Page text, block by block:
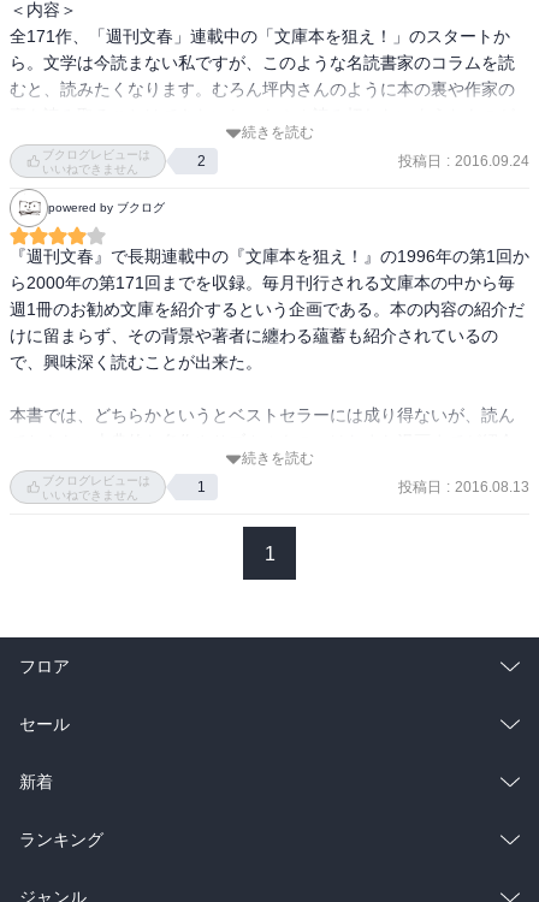
篠沢秀夫『学校では教えない文章術』青春文庫
大槻ケンヂ『のほほん雑記帳』角川文庫
みなもと太郎『お楽しみはこれもなのじゃ』河出文庫
阿久悠『夢を食った男たち「スター誕生」と黄金の70年代』道草文
庫
高信太郎『おもろい韓国人　愛があるから、ここまで言える』光文
社文庫
宇野千代『神さまは雲のなか』ハルキ文庫
朝日新聞社編『朝日新聞の記事にみる恋愛と結婚』（明治・大正）
朝日文庫
梶原一騎『地獄からの生還』幻冬社アウトロー文庫
植草甚一『ミステリの原稿は夜中に徹夜で書こう』双葉文庫
岡茂雄『（新編）炉辺山話』平凡社ライブラリー
森茉莉/早川暢子編『貧乏サヴァラン』ちくま文庫
前坂俊之編『阿部定手記』中公文庫
柴田錬三郎『デカダン作家行状記』集英社文庫
津野梅太郎『歩くひとりもの』ちくま文庫
山下清『日本ぶらりぶらり』ちくま文庫
勝新太郎『俺、勝新太郎』廣済堂文庫
池波正太郎『青春忘れもの』中公文庫
泉昌之『かっこいいスキヤキ』扶桑社文庫
杉田かおる『すれっからし』小学館文庫
ビートたけし『真説「たけし！」オレの毒ガス半生記』講談社＋α文
佐藤良明／柴田元幸『佐藤君と柴田君』新潮文庫
＜内容＞
全171作、「週刊文春」連載中の「文庫本を狙え！」のスタートか
ら。文学は今読まない私ですが、このような名読書家のコラムを読
むと、読みたくなります。むろん坪内さんのように本の裏や作家の
多いと思いますが、いつか読んでみたいな…
続きを読む
ブクログレビューは
いいねできません
2 投稿日 : 2016.09.24
powered by ブクログ
『週刊文春』で長期連載中の『文庫本を狙え！』の1996年の第1回か
ら2000年の第171回までを収録。毎月刊行される文庫本の中から毎
週1冊のお勧め文庫を紹介するという企画である。本の内容の紹介だ
けに留まらず、その背景や著者に纏わる蘊蓄も紹介されているの
で、興味深く読むことが出来た。
本書では、どちらかというとベストセラーには成り得ないが、読ん
されている。従い、おのずと普段は余り手を出さない出版社が多
い。また、現在は絶版となり入手困難な文庫本が目につく。悲しい
いるようで、まったく油断も隙もない。
続きを読む
ブクログレビューは
いいねできません
1 投稿日 : 2016.08.13
1
フロア
総合
ラノベ
雑誌・グラビア
BL・TL
セール
総合
ラノベ
雑誌・グラビア
新着
総合
ラノベ
ランキング
総合
ジャンル